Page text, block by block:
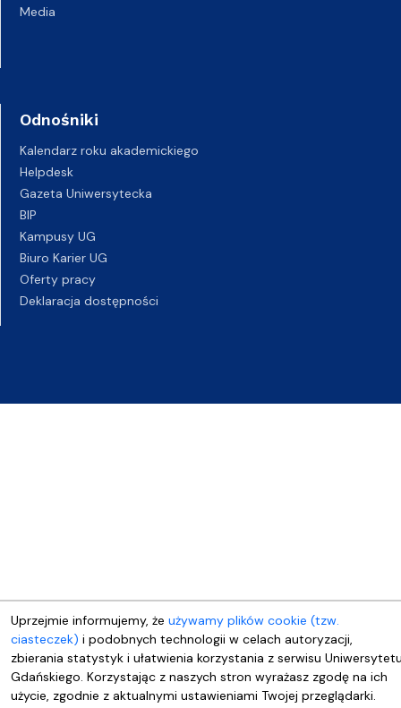
Uprzejmie informujemy, że używamy plików cookie (tzw.
ciasteczek) i podobnych technologii w celach autoryzacji,
zbierania statystyk i ułatwienia korzystania z serwisu
Gdańskiego. Korzystając z naszych stron wyrażasz zgodę na ich
użycie, zgodnie z aktualnymi ustawieniami Twojej przeglądarki.
Media
Odnośniki
Kalendarz roku akademickiego
Helpdesk
Gazeta Uniwersytecka
BIP
Kampusy UG
Biuro Karier UG
Oferty pracy
Deklaracja dostępności